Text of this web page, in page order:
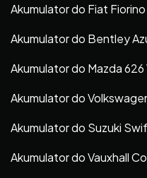
Akumulator do Fiat
Akumulator do Bentley
Akumulator do Mazda 626
Akumulator do
Akumulator do Suzuki
Akumulator do Vauxhall